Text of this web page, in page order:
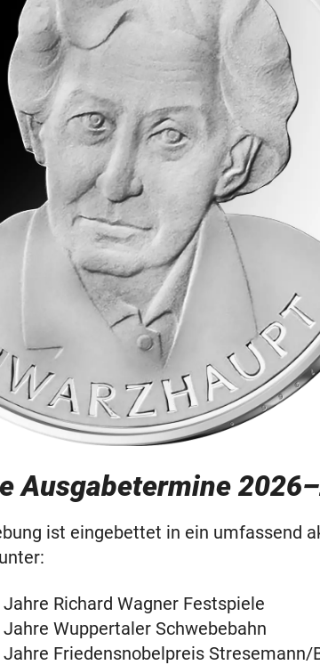
Ausgabetermine
ist eingebettet in ein umfassend
Richard Wagner Festspiele
Wuppertaler Schwebebahn
Friedensnobelpreis Stresemann/